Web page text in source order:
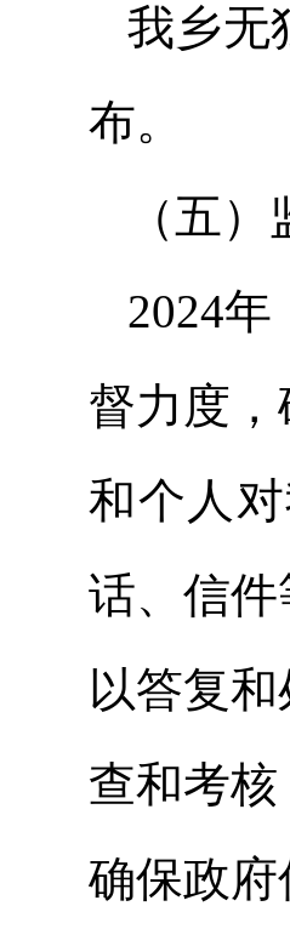
我乡无
布。
（五
2024
督力度
和个人
话、信
以答复
查和考
确保政